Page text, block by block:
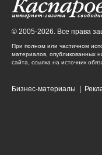
© 2005-2026. Все права
При полном или частичном
материалов, опубликованных
сайта, ссылка на источник
Бизнес-материалы